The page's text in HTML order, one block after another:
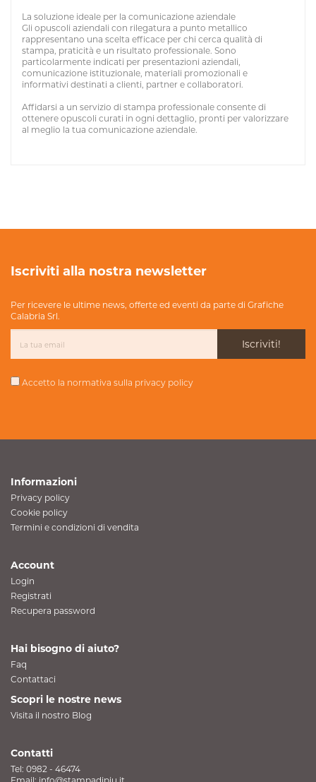
La soluzione ideale per la comunicazione aziendale
Gli opuscoli aziendali con rilegatura a punto metallico
rappresentano una scelta efficace per chi cerca qualità di
stampa, praticità e un risultato professionale. Sono
particolarmente indicati per presentazioni aziendali,
comunicazione istituzionale, materiali promozionali e
informativi destinati a clienti, partner e collaboratori.
Affidarsi a un servizio di stampa professionale consente di
ottenere opuscoli curati in ogni dettaglio, pronti per valorizzare
al meglio la tua comunicazione aziendale.
Iscriviti alla nostra newsletter
Per ricevere le ultime news, offerte ed eventi da parte di Grafiche
Calabria Srl.
Iscriviti!
Accetto la normativa sulla privacy policy
Informazioni
Privacy policy
Cookie policy
Termini e condizioni di vendita
Account
Login
Registrati
Recupera password
Hai bisogno di aiuto?
Faq
Contattaci
Scopri le nostre news
Visita il nostro Blog
Contatti
Tel: 0982 - 46474